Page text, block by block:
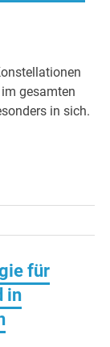
gesamten
in sich.
für
in